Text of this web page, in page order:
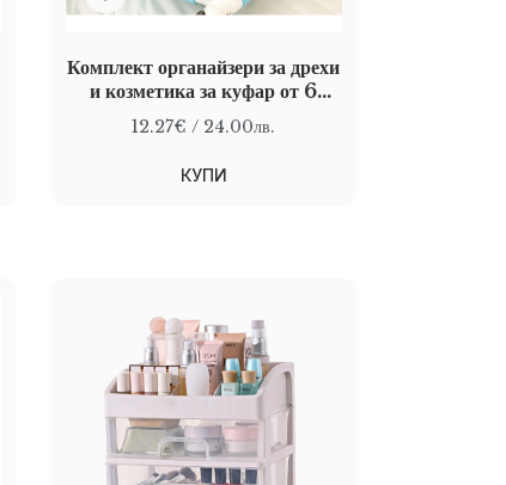
Комплект органайзери за дрехи
и козметика за куфар от 6
части, Розов
12.27€ / 24.00лв.
КУПИ